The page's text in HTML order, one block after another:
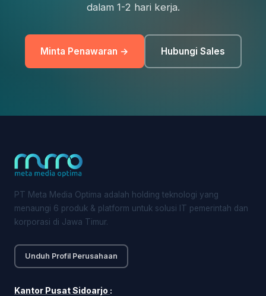
dalam 1-2 hari kerja.
Minta Penawaran → Hubungi Sales
PT Meta Media Optima adalah holding teknologi yang
menaungi 6 produk & platform untuk solusi IT pemerintah dan
korporasi di Jawa Timur.
Unduh Profil Perusahaan
Kantor Pusat Sidoarjo :